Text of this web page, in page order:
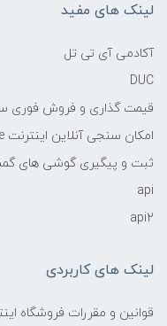
لینک های مفید
آکادمی آی تی تل
DUC
قیمت گذاری و فروش فوری
امکان سنجی آنلاین اینترنت TD-Lte
ثبت و پیگیری گوشی های
api
api2
لینک های کاربردی
قوانین و مقررات فروشگاه